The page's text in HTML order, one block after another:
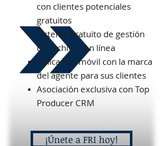
con clientes potenciales
gratuitos
Sistema gratuito de gestión
de archivos en línea
Aplicación móvil con la marca
del agente para sus clientes
Asociación exclusiva con Top
Producer CRM
¡Únete a FRI hoy!